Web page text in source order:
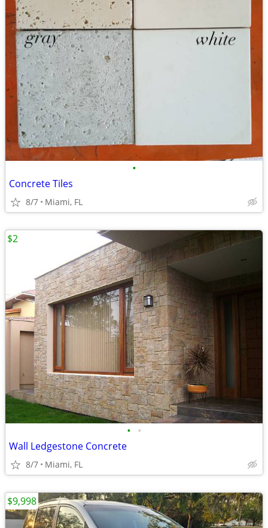
•
Concrete Tiles
8/7 Miami, FL
• •
Wall Ledgestone Concrete
8/7 Miami, FL
$2
$9,998